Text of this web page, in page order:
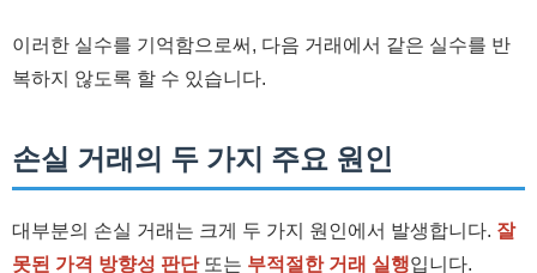
이러한 실수를 기억함으로써, 다음 거래에서 같은 실수를 반
복하지 않도록 할 수 있습니다.
손실 거래의 두 가지 주요 원인
대부분의 손실 거래는 크게 두 가지 원인에서 발생합니다. 잘
못된 가격 방향성 판단또는 부적절한 거래 실행입니다.